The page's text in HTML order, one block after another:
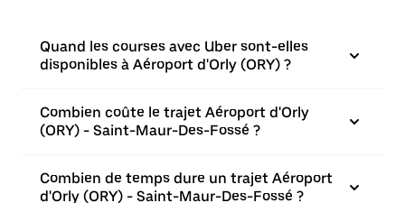
Quand les courses avec Uber sont-elles
disponibles à Aéroport d'Orly (ORY) ?
Combien coûte le trajet Aéroport d'Orly
(ORY) - Saint-Maur-Des-Fossé ?
Combien de temps dure un trajet Aéroport
d'Orly (ORY) - Saint-Maur-Des-Fossé ?